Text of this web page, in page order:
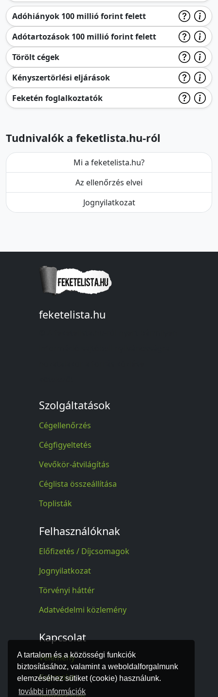
A tartalom és a közösségi funkciók
biztosításához, valamint a weboldalforgalmunk
elemzéséhez sütiket (cookie) használunk.
további információk
Adóhiányok 100 millió forint felett
Adótartozások 100 millió forint felett
Törölt cégek
Kényszertörlési eljárások
Feketén foglalkoztatók
Tudnivalók a feketlista.hu-ról
Mi a feketelista.hu?
Az ellenőrzés elvei
Jognyilatkozat
feketelista.hu
Szolgáltatások
Cégellenőrzés
Cégfigyeltetés
Vevőkör-átvilágítás
Céglista összeállítása
Toplisták
Felhasználóknak
Előfizetés / Díjcsomagok
Jognyilatkozat
Törvényi háttér
Adatvédelmi közlemény
Kapcsolat
Vélemény
Kapcsolat